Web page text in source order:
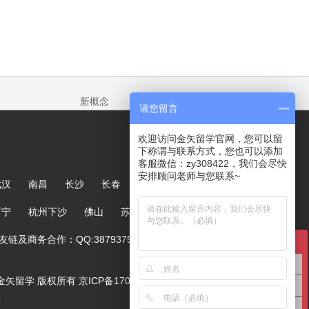
新概念
南昌 长沙 长春 哈尔滨 大连 郑州
杭州下沙 佛山 苏州
商务合作：QQ:387937567
矢留学 版权所有 京ICP备17005244号-1
澳洲留学咨询
美国留学咨询
请您留言
欢迎访问金矢留学官网，您可以留
下称谓与联系方式，您也可以添加
客服微信：zy308422，我们会尽快
安排顾问老师与您联系~